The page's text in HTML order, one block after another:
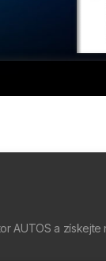
AUTOS a